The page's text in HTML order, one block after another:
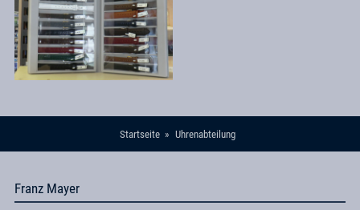
Startseite Uhrenabteilung
Franz Mayer